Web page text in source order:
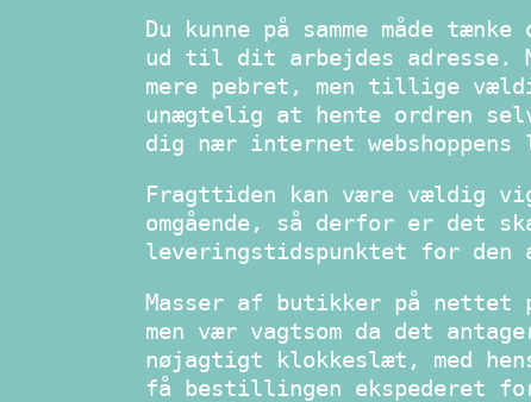
Du kunne på samme måde
ud til dit arbejdes adresse.
mere pebret, men tillige
unægtelig at hente ordren
dig nær internet webshoppens
Fragttiden kan være vældig
omgående, så derfor er det
leveringstidspunktet for den
Masser af butikker på
men vær vagtsom da det
nøjagtigt klokkeslæt, med
få bestillingen ekspederet